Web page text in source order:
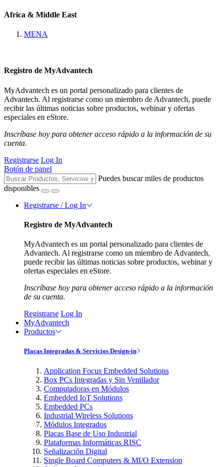
Africa & Middle East
MENA
Registro de MyAdvantech
MyAdvantech es un portal personalizado para clientes de
Advantech. Al registrarse como un miembro de Advantech, puede
recibir las últimas noticias sobre productos, webinar y ofertas
especiales en eStore.
Inscríbase hoy para obtener acceso rápido a la información de su
cuenta.
Registrarse Log In
Botón de panel
Puedes buscar miles de productos
disponibles
Registrarse / Log In
Registro de MyAdvantech
MyAdvantech es un portal personalizado para clientes de
Advantech. Al registrarse como un miembro de Advantech,
puede recibir las últimas noticias sobre productos, webinar y
ofertas especiales en eStore.
Inscríbase hoy para obtener acceso rápido a la información
de su cuenta.
Registrarse Log In
MyAdvantech
Productos
Placas Integradas & Servicios Design-in
Application Focus Embedded Solutions
Box PCs Integradas y Sin Ventilador
Computadoras en Módulos
Embedded IoT Solutions
Embedded PCs
Industrial Wireless Solutions
Módulos Integrados
Placas Base de Uso Industrial
Plataformas Informáticas RISC
Señalización Digital
Single Board Computers & MI/O Extension